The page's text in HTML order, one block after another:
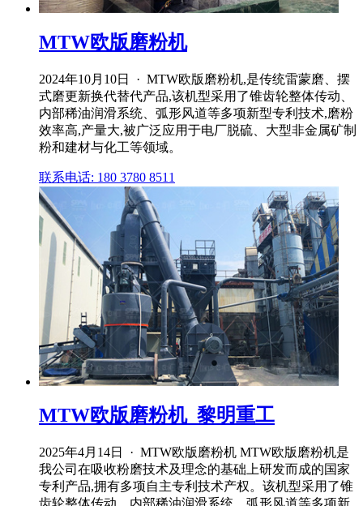
MTW欧版磨粉机
2024年10月10日 · MTW欧版磨粉机,是传统雷蒙磨、摆
式磨更新换代替代产品,该机型采用了锥齿轮整体传动、
内部稀油润滑系统、弧形风道等多项新型专利技术,磨粉
效率高,产量大,被广泛应用于电厂脱硫、大型非金属矿制
粉和建材与化工等领域。
联系电话: 180 3780 8511
MTW欧版磨粉机_黎明重工
2025年4月14日 · MTW欧版磨粉机 MTW欧版磨粉机是
我公司在吸收粉磨技术及理念的基础上研发而成的国家
专利产品,拥有多项自主专利技术产权。该机型采用了锥
齿轮整体传动、内部稀油润滑系统、弧形风道等多项新